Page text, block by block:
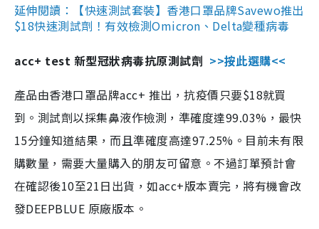
延伸閱讀：【快速測試套裝】香港口罩品牌Savewo推出
$18快速測試劑！有效檢測Omicron、Delta變種病毒
acc+ test 新型冠狀病毒抗原測試劑 >>按此選購<<
產品由香港口罩品牌acc+ 推出，抗疫價只要$18就買
到。測試劑以採集鼻液作檢測，準確度達99.03%，最快
15分鐘知道結果，而且準確度高達97.25%。目前未有限
購數量，需要大量購入的朋友可留意。不過訂單預計會
在確認後10至21日出貨，如acc+版本賣完，將有機會改
發DEEPBLUE 原廠版本。